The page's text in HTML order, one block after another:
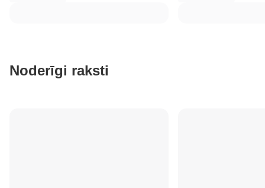
Noderīgi raksti